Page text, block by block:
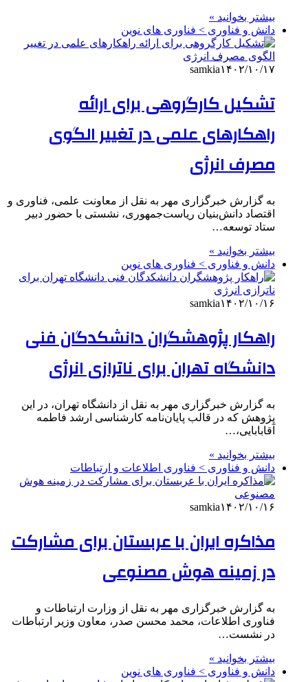
بیشتر بخوانید »
دانش و فناوری > فناوری های نوین
samkia۱۴۰۲/۱۰/۱۷
تشکیل کارگروهی برای ارائه
راهکارهای علمی در تغییر الگوی
مصرف انرژی
به گزارش خبرگزاری مهر به نقل از معاونت علمی، فناوری و
اقتصاد دانش‌بنیان ریاست‌جمهوری، نشستی با حضور دبیر
ستاد توسعه…
بیشتر بخوانید »
دانش و فناوری > فناوری های نوین
samkia۱۴۰۲/۱۰/۱۶
راهکار پژوهشگران دانشکدگان فنی
دانشگاه تهران برای ناترازی انرژی
به گزارش خبرگزاری مهر به نقل از دانشگاه تهران، در این
پژوهش که در قالب پایان‌نامه کارشناسی ارشد فاطمه
آقابابایی،…
بیشتر بخوانید »
دانش و فناوری > فناوری اطلاعات و ارتباطات
samkia۱۴۰۲/۱۰/۱۶
مذاکره ایران با عربستان برای مشارکت
در زمینه هوش مصنوعی
به گزارش خبرگزاری مهر به نقل از وزارت ارتباطات و
فناوری اطلاعات، محمد محسن صدر، معاون وزیر ارتباطات
در نشست…
بیشتر بخوانید »
دانش و فناوری > فناوری های نوین